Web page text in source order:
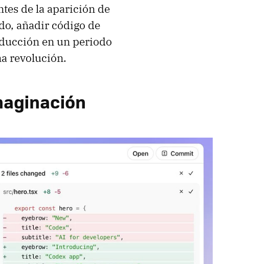
de la aparición de
añadir código de
en un periodo
revolución.